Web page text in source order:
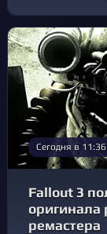
Сегодня в 11:36
Fallout 3
оригинала
ремастера